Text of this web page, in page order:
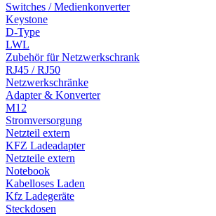
Switches / Medienkonverter
Keystone
D-Type
LWL
Zubehör für Netzwerkschrank
RJ45 / RJ50
Netzwerkschränke
Adapter & Konverter
M12
Stromversorgung
Netzteil extern
KFZ Ladeadapter
Netzteile extern
Notebook
Kabelloses Laden
Kfz Ladegeräte
Steckdosen